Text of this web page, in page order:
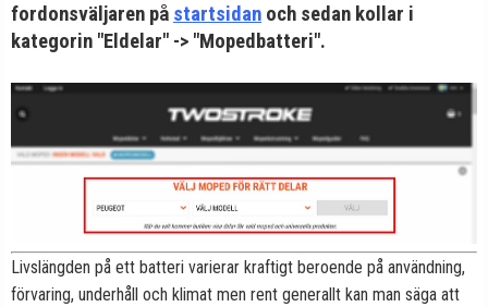
fordonsväljaren på startsidan och sedan kollar i
kategorin "Eldelar" -> "Mopedbatteri".
Livslängden på ett batteri varierar kraftigt beroende på användning,
förvaring, underhåll och klimat men rent generallt kan man säga att